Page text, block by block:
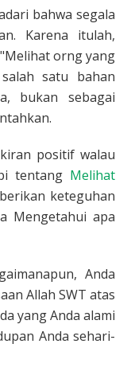
bahwa segala
Karena itulah,
orng yang
satu bahan
bukan sebagai
positif walau
tentang Melihat
keteguhan
Mengetahui apa
Anda
Allah SWT atas
yang Anda alami
Anda sehari-